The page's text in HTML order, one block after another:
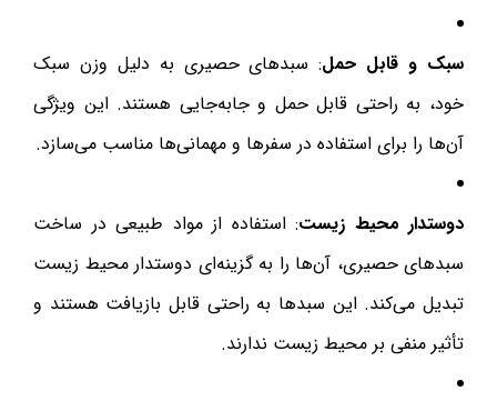
سبک و قابل حمل: سبدهای حصیری به دلیل وزن سبک
خود، به راحتی قابل حمل و جابه‌جایی هستند. این ویژگی
آن‌ها را برای استفاده در سفرها و مهمانی‌ها مناسب می‌سازد.
دوستدار محیط زیست: استفاده از مواد طبیعی در ساخت
سبدهای حصیری، آن‌ها را به گزینه‌ای دوستدار محیط زیست
تبدیل می‌کند. این سبدها به راحتی قابل بازیافت هستند و
تأثیر منفی بر محیط زیست ندارند.